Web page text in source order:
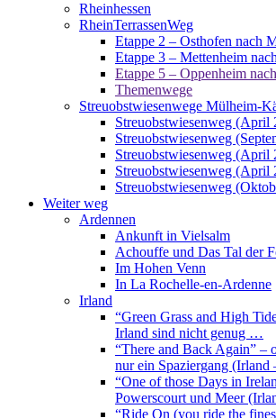
Rheinhessen
RheinTerrassenWeg
Etappe 2 – Osthofen nach
Etappe 3 – Mettenheim
Etappe 5 – Oppenheim
Themenwege
Streuobstwiesenwege Mülheim-
Streuobstwiesenweg (April
Streuobstwiesenweg
Streuobstwiesenweg (April
Streuobstwiesenweg (April
Streuobstwiesenweg
Weiter weg
Ardennen
Ankunft in Vielsalm
Achouffe und Das Tal der
Im Hohen Venn
In La Rochelle-en-Ardenne
Irland
“Green Grass and High
Irland sind nicht genug …
“There and Back Again” –
nur ein Spaziergang (Irland
“One of those Days in
Powerscourt und Meer
“Ride On (you ride the